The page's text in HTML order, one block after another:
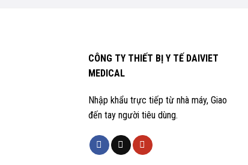
CÔNG TY THIẾT BỊ Y TẾ DAIVIET
MEDICAL
Nhập khẩu trực tiếp từ nhà máy, Giao
đến tay người tiêu dùng.